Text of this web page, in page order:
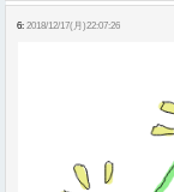
6: 2018/12/17(月)22:07:26